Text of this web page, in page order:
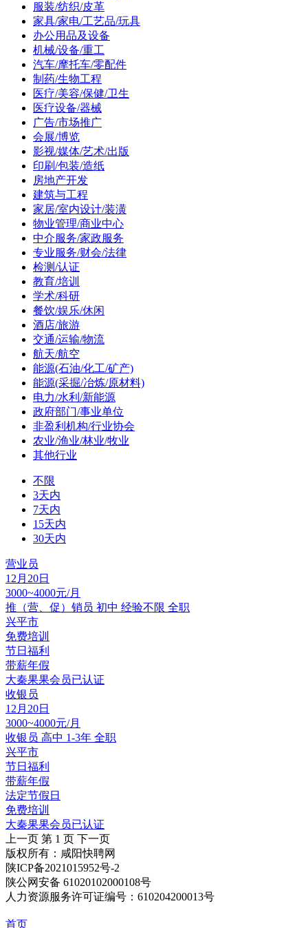
服装/纺织/皮革
家具/家电/工艺品/玩具
办公用品及设备
机械/设备/重工
汽车/摩托车/零配件
制药/生物工程
医疗/美容/保健/卫生
医疗设备/器械
广告/市场推广
会展/博览
影视/媒体/艺术/出版
印刷/包装/造纸
房地产开发
建筑与工程
家居/室内设计/装潢
物业管理/商业中心
中介服务/家政服务
专业服务/财会/法律
检测/认证
教育/培训
学术/科研
餐饮/娱乐/休闲
酒店/旅游
交通/运输/物流
航天/航空
能源(石油/化工/矿产)
能源(采掘/冶炼/原材料)
电力/水利/新能源
政府部门/事业单位
非盈利机构/行业协会
农业/渔业/林业/牧业
其他行业
不限
3天内
7天内
15天内
30天内
营业员
12月20日
3000~4000元/月
推（营、促）销员 初中 经验不限 全职
兴平市
免费培训
节日福利
带薪年假
大秦果果会员已认证
收银员
12月20日
3000~4000元/月
收银员 高中 1-3年 全职
兴平市
节日福利
带薪年假
法定节假日
免费培训
大秦果果会员已认证
上一页 第 1 页 下一页
版权所有：咸阳快聘网
陕ICP备2021015952号-2
陕公网安备 61020102000108号
人力资源服务许可证编号：610204200013号
首页